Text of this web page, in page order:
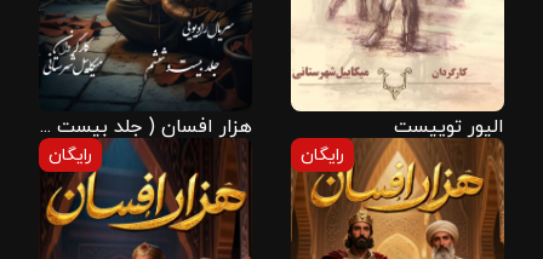
الیور توییست هزار افسان ( جلد بیست و ششم )
رایگان رایگان